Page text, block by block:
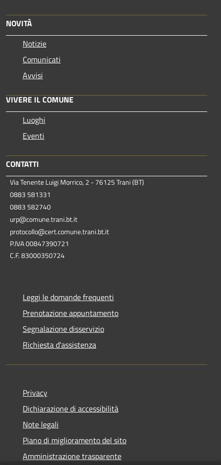
NOVITÀ
Notizie
Comunicati
Avvisi
VIVERE IL COMUNE
Luoghi
Eventi
CONTATTI
Via Tenente Luigi Morrico, 2 - 76125 Trani (BT)
0883 581331
0883 582740
urp@comune.trani.bt.it
protocollo@cert.comune.trani.bt.it
P.IVA 00847390721
C.F. 83000350724
Leggi le domande frequenti
Prenotazione appuntamento
Segnalazione disservizio
Richiesta d'assistenza
Privacy
Dichiarazione di accessibilità
Note legali
Piano di miglioramento del sito
Amministrazione trasparente